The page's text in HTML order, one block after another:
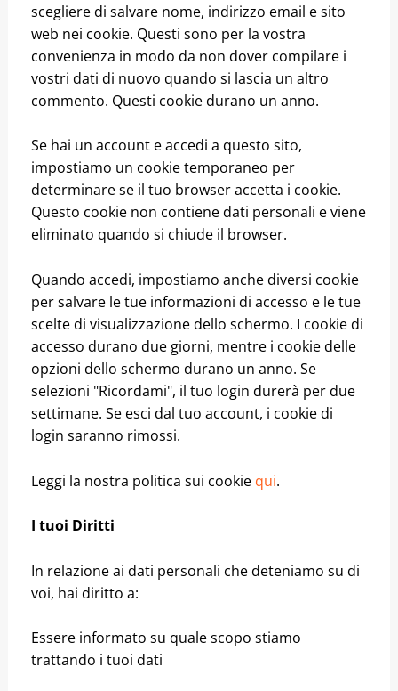
scegliere di salvare nome, indirizzo email e sito
web nei cookie. Questi sono per la vostra
convenienza in modo da non dover compilare i
vostri dati di nuovo quando si lascia un altro
commento. Questi cookie durano un anno.
Se hai un account e accedi a questo sito,
impostiamo un cookie temporaneo per
determinare se il tuo browser accetta i cookie.
Questo cookie non contiene dati personali e viene
eliminato quando si chiude il browser.
Quando accedi, impostiamo anche diversi cookie
per salvare le tue informazioni di accesso e le tue
scelte di visualizzazione dello schermo. I cookie di
accesso durano due giorni, mentre i cookie delle
opzioni dello schermo durano un anno. Se
selezioni "Ricordami", il tuo login durerà per due
settimane. Se esci dal tuo account, i cookie di
login saranno rimossi.
Leggi la nostra politica sui cookie qui.
I tuoi Diritti
In relazione ai dati personali che deteniamo su di
voi, hai diritto a:
Essere informato su quale scopo stiamo
trattando i tuoi dati